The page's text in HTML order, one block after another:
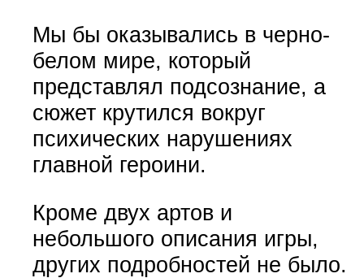
Мы бы оказывались в черно-
белом мире, который
представлял подсознание, а
сюжет крутился вокруг
психических нарушениях
главной героини.
Кроме двух артов и
небольшого описания игры,
других подробностей не было.